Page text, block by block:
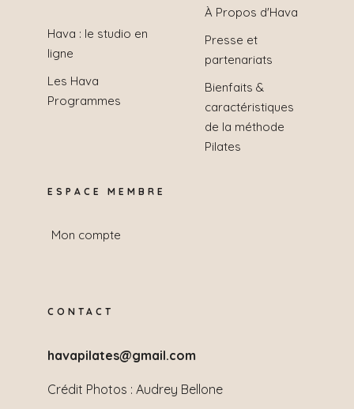
Hava : le studio en
ligne
Les Hava
Programmes
À Propos d'Hava
Presse et
partenariats
Bienfaits &
caractéristiques
de la méthode
Pilates
ESPACE MEMBRE
Mon compte
CONTACT
havapilates@gmail.com
Crédit Photos : Audrey Bellone